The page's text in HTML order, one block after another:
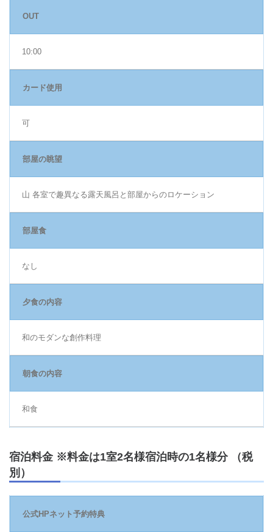
OUT
10:00
カード使用
可
部屋の眺望
山 各室で趣異なる露天風呂と部屋からのロケーション
部屋食
なし
夕食の内容
和のモダンな創作料理
朝食の内容
和食
宿泊料金 ※料金は1室2名様宿泊時の1名様分 （税
別）
公式HPネット予約特典